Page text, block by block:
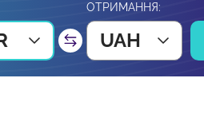
ОТРИМАННЯ:
UAH